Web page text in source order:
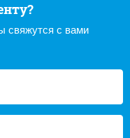
свяжутся с вами